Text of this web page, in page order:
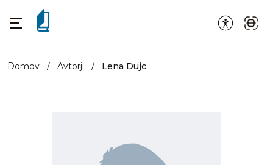
Domov / Avtorji / Lena Dujc